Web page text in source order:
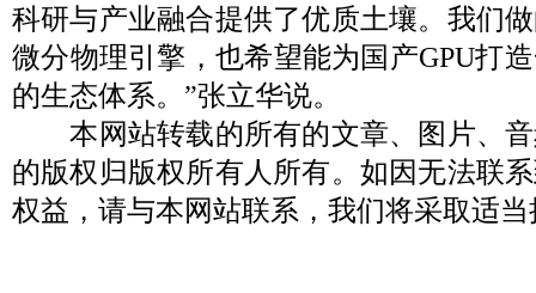
科研与产业融合提供了优质土壤。我们
微分物理引擎，也希望能为国产GPU打
的生态体系。”张立华说。
本网站转载的所有的文章、图片、音
的版权归版权所有人所有。如因无法联
权益，请与本网站联系，我们将采取适